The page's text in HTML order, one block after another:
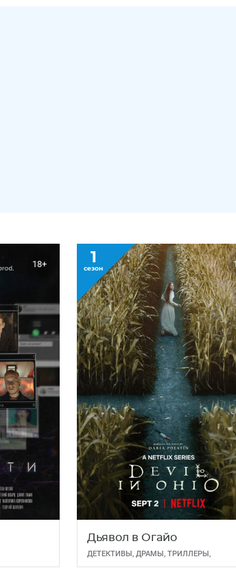
18+ 1
сезон
Дьявол в Огайо
ДЕТЕКТИВЫ, ДРАМЫ, ТРИЛЛЕРЫ,
УЖАСЫ